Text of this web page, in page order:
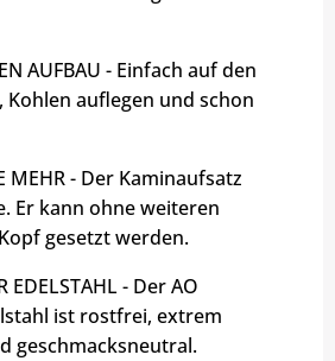
AUFBAU - Einfach auf den
Kohlen auflegen und schon
MEHR - Der Kaminaufsatz
Er kann ohne weiteren
gesetzt werden.
EDELSTAHL - Der AO
ist rostfrei, extrem
geschmacksneutral.